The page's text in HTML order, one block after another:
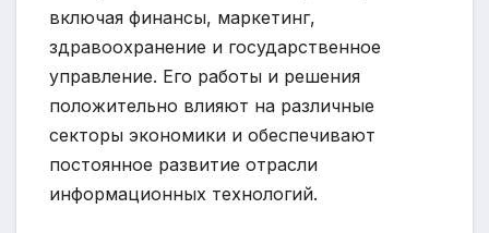
включая финансы, маркетинг,
здравоохранение и государственное
управление. Его работы и решения
положительно влияют на различные
секторы экономики и обеспечивают
постоянное развитие отрасли
информационных технологий.